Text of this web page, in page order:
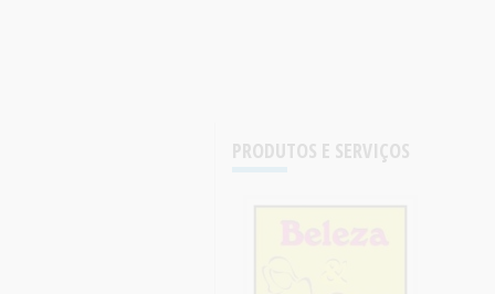
PRODUTOS E SERVIÇOS